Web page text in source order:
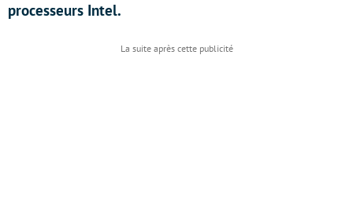
processeurs Intel.